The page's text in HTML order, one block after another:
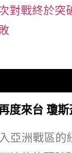
對戰終於突
度來台 瓊
亞洲戰區的